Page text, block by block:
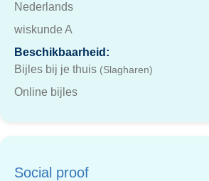
Nederlands
wiskunde A
Beschikbaarheid:
Bijles bij je thuis (Slagharen)
Online bijles
Social proof